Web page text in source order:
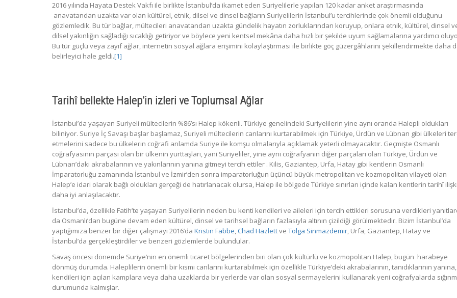
2016 yılında Hayata Destek Vakfı ile birlikte İstanbul’da ikamet eden Suriyelilerle yapılan 120 kadar anket araştırmasında
anavatandan uzakta var olan kültürel, etnik, dilsel ve dinsel bağların Suriyelilerin İstanbul’u tercihlerinde çok önemli olduğunu
gözlemledik. Bu tür bağlar, mültecileri anavatandan uzakta gündelik hayatın zorluklarından koruyup, onlara etnik, kültürel, dinsel
dilsel yakınlığın sağladığı sıcaklığı getiriyor ve böylece yeni kentsel mekâna daha hızlı bir şekilde uyum sağlamalarına yardımcı
Bu tür güçlü veya zayıf ağlar, internetin sosyal ağlara erişimini kolaylaştırması ile birlikte göç güzergâhlarını şekillendirmekte daha
belirleyici hale geldi.[1]
Tarihî bellekte Halep’in izleri ve Toplumsal Ağlar
İstanbul’da yaşayan Suriyeli mültecilerin %86’sı Halep kökenli. Türkiye genelindeki Suriyelilerin yine aynı oranda Halepli oldukları
biliniyor. Suriye İç Savaşı başlar başlamaz, Suriyeli mültecilerin canlarını kurtarabilmek için Türkiye, Ürdün ve Lübnan gibi ülkeleri
etmelerini sadece bu ülkelerin coğrafi anlamda Suriye ile komşu olmalarıyla açıklamak yeterli olmayacaktır. Geçmişte Osmanlı
coğrafyasının parçası olan bir ülkenin yurttaşları, yani Suriyeliler, yine aynı coğrafyanın diğer parçaları olan Türkiye, Ürdün ve
Lübnan’daki akrabalarının ve yakınlarının yanına gitmeyi tercih ettiler . Kilis, Gaziantep, Urfa, Hatay gibi kentlerin Osmanlı
İmparatorluğu zamanında İstanbul ve İzmir’den sonra imparatorluğun üçüncü büyük metropolitan ve kozmopolitan vilayeti olan
Halep’e idari olarak bağlı oldukları gerçeği de hatırlanacak olursa, Halep ile bölgede Türkiye sınırları içinde kalan kentlerin tarihî
daha iyi anlaşılacaktır.
İstanbul’da, özellikle Fatih’te yaşayan Suriyelilerin neden bu kenti kendileri ve aileleri için tercih ettikleri sorusuna verdikleri
da Osmanlı’dan bugüne devam eden kültürel, dinsel ve tarihsel bağların fazlasıyla altının çizildiği görülmektedir. Bizim İstanbul’da
yaptığımıza benzer bir diğer çalışmayı 2016’da Kristin Fabbe,Chad Hazlettve Tolga Sinmazdemir, Urfa, Gaziantep, Hatay ve
İstanbul’da gerçekleştirdiler ve benzeri gözlemlerde bulundular.
Savaş öncesi dönemde Suriye’nin en önemli ticaret bölgelerinden biri olan çok kültürlü ve kozmopolitan Halep, bugün harabeye
dönmüş durumda. Haleplilerin önemli bir kısmı canlarını kurtarabilmek için özellikle Türkiye’deki akrabalarının, tanıdıklarının yanına,
kendileri için açılan kamplara veya daha uzaklarda bir yerlerde var olan sosyal sermayelerini kullanarak yeni coğrafyalarda
durumunda kalmışlar.